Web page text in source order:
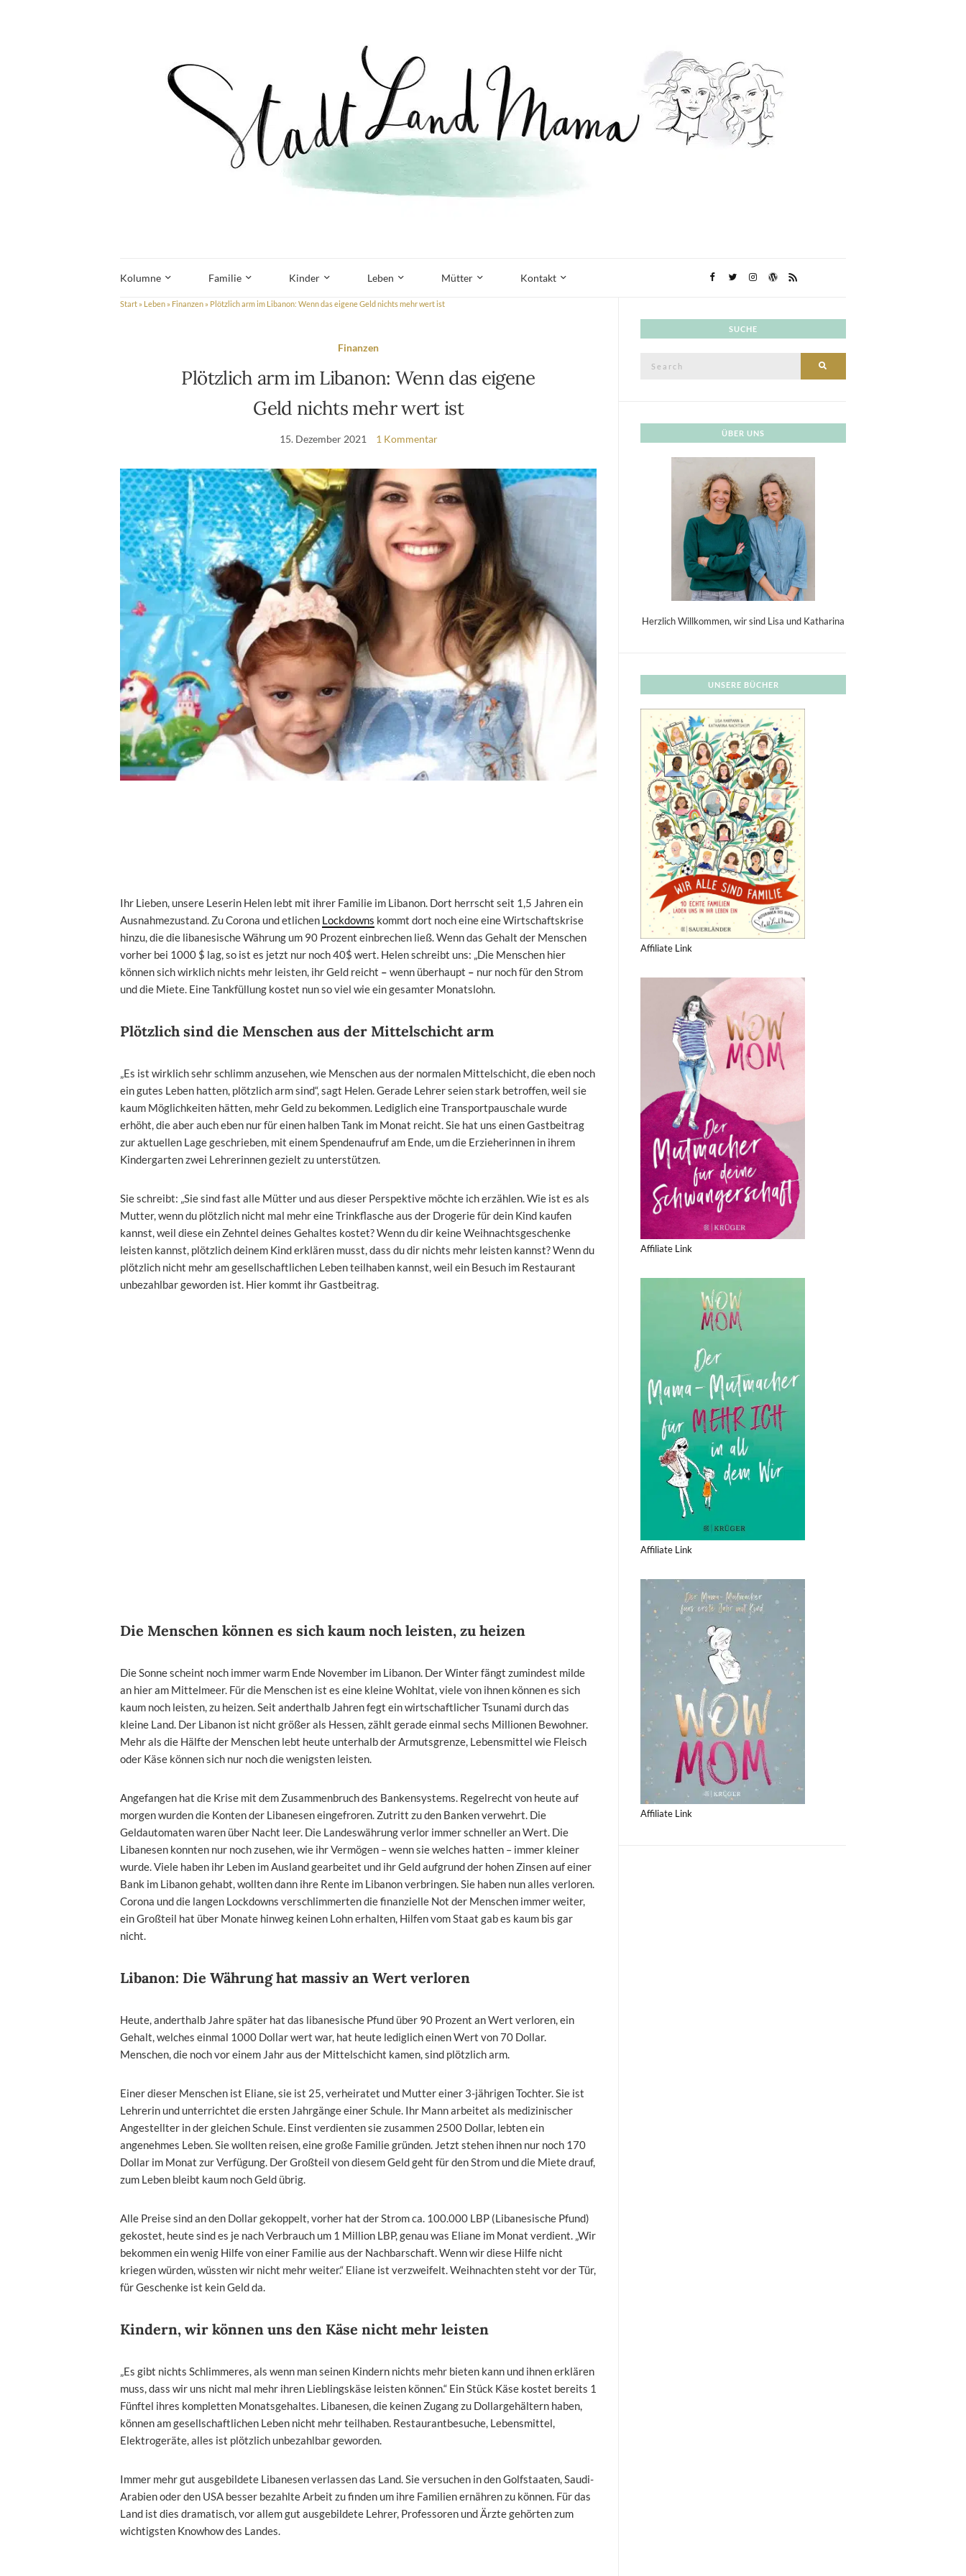
Kolumne Familie Kinder Leben Mütter Kontakt
Start » Leben » Finanzen » Plötzlich arm im Libanon: Wenn das eigene Geld nichts mehr wert ist
Finanzen
Plötzlich arm im Libanon: Wenn das eigene
Geld nichts mehr wert ist
15. Dezember 2021 1 Kommentar
Ihr Lieben, unsere Leserin Helen lebt mit ihrer Familie im Libanon. Dort herrscht seit 1,5 Jahren ein
Ausnahmezustand. Zu Corona und etlichen Lockdowns kommt dort noch eine eine Wirtschaftskrise
hinzu, die die libanesische Währung um 90 Prozent einbrechen ließ. Wenn das Gehalt der Menschen
vorher bei 1000 $ lag, so ist es jetzt nur noch 40$ wert. Helen schreibt uns: „Die Menschen hier
können sich wirklich nichts mehr leisten, ihr Geld reicht – wenn überhaupt – nur noch für den Strom
und die Miete. Eine Tankfüllung kostet nun so viel wie ein gesamter Monatslohn.
Plötzlich sind die Menschen aus der Mittelschicht arm
„Es ist wirklich sehr schlimm anzusehen, wie Menschen aus der normalen Mittelschicht, die eben noch
ein gutes Leben hatten, plötzlich arm sind“, sagt Helen. Gerade Lehrer seien stark betroffen, weil sie
kaum Möglichkeiten hätten, mehr Geld zu bekommen. Lediglich eine Transportpauschale wurde
erhöht, die aber auch eben nur für einen halben Tank im Monat reicht. Sie hat uns einen Gastbeitrag
zur aktuellen Lage geschrieben, mit einem Spendenaufruf am Ende, um die Erzieherinnen in ihrem
Kindergarten zwei Lehrerinnen gezielt zu unterstützen.
Sie schreibt: „Sie sind fast alle Mütter und aus dieser Perspektive möchte ich erzählen. Wie ist es als
Mutter, wenn du plötzlich nicht mal mehr eine Trinkflasche aus der Drogerie für dein Kind kaufen
kannst, weil diese ein Zehntel deines Gehaltes kostet? Wenn du dir keine Weihnachtsgeschenke
leisten kannst, plötzlich deinem Kind erklären musst, dass du dir nichts mehr leisten kannst? Wenn du
plötzlich nicht mehr am gesellschaftlichen Leben teilhaben kannst, weil ein Besuch im Restaurant
unbezahlbar geworden ist. Hier kommt ihr Gastbeitrag.
Die Menschen können es sich kaum noch leisten, zu heizen
Die Sonne scheint noch immer warm Ende November im Libanon. Der Winter fängt zumindest milde
an hier am Mittelmeer. Für die Menschen ist es eine kleine Wohltat, viele von ihnen können es sich
kaum noch leisten, zu heizen. Seit anderthalb Jahren fegt ein wirtschaftlicher Tsunami durch das
kleine Land. Der Libanon ist nicht größer als Hessen, zählt gerade einmal sechs Millionen Bewohner.
Mehr als die Hälfte der Menschen lebt heute unterhalb der Armutsgrenze, Lebensmittel wie Fleisch
oder Käse können sich nur noch die wenigsten leisten.
Angefangen hat die Krise mit dem Zusammenbruch des Bankensystems. Regelrecht von heute auf
morgen wurden die Konten der Libanesen eingefroren. Zutritt zu den Banken verwehrt. Die
Geldautomaten waren über Nacht leer. Die Landeswährung verlor immer schneller an Wert. Die
Libanesen konnten nur noch zusehen, wie ihr Vermögen – wenn sie welches hatten – immer kleiner
wurde. Viele haben ihr Leben im Ausland gearbeitet und ihr Geld aufgrund der hohen Zinsen auf einer
Bank im Libanon gehabt, wollten dann ihre Rente im Libanon verbringen. Sie haben nun alles verloren.
Corona und die langen Lockdowns verschlimmerten die finanzielle Not der Menschen immer weiter,
ein Großteil hat über Monate hinweg keinen Lohn erhalten, Hilfen vom Staat gab es kaum bis gar
nicht.
Libanon: Die Währung hat massiv an Wert verloren
Heute, anderthalb Jahre später hat das libanesische Pfund über 90 Prozent an Wert verloren, ein
Gehalt, welches einmal 1000 Dollar wert war, hat heute lediglich einen Wert von 70 Dollar.
Menschen, die noch vor einem Jahr aus der Mittelschicht kamen, sind plötzlich arm.
Einer dieser Menschen ist Eliane, sie ist 25, verheiratet und Mutter einer 3-jährigen Tochter. Sie ist
Lehrerin und unterrichtet die ersten Jahrgänge einer Schule. Ihr Mann arbeitet als medizinischer
Angestellter in der gleichen Schule. Einst verdienten sie zusammen 2500 Dollar, lebten ein
angenehmes Leben. Sie wollten reisen, eine große Familie gründen. Jetzt stehen ihnen nur noch 170
Dollar im Monat zur Verfügung. Der Großteil von diesem Geld geht für den Strom und die Miete drauf,
zum Leben bleibt kaum noch Geld übrig.
Alle Preise sind an den Dollar gekoppelt, vorher hat der Strom ca. 100.000 LBP (Libanesische Pfund)
gekostet, heute sind es je nach Verbrauch um 1 Million LBP, genau was Eliane im Monat verdient. „Wir
bekommen ein wenig Hilfe von einer Familie aus der Nachbarschaft. Wenn wir diese Hilfe nicht
kriegen würden, wüssten wir nicht mehr weiter.“ Eliane ist verzweifelt. Weihnachten steht vor der Tür,
für Geschenke ist kein Geld da.
Kindern, wir können uns den Käse nicht mehr leisten
„Es gibt nichts Schlimmeres, als wenn man seinen Kindern nichts mehr bieten kann und ihnen erklären
muss, dass wir uns nicht mal mehr ihren Lieblingskäse leisten können.“ Ein Stück Käse kostet bereits 1
Fünftel ihres kompletten Monatsgehaltes. Libanesen, die keinen Zugang zu Dollargehältern haben,
können am gesellschaftlichen Leben nicht mehr teilhaben. Restaurantbesuche, Lebensmittel,
Elektrogeräte, alles ist plötzlich unbezahlbar geworden.
Immer mehr gut ausgebildete Libanesen verlassen das Land. Sie versuchen in den Golfstaaten, Saudi-
Arabien oder den USA besser bezahlte Arbeit zu finden um ihre Familien ernähren zu können. Für das
Land ist dies dramatisch, vor allem gut ausgebildete Lehrer, Professoren und Ärzte gehörten zum
wichtigsten Knowhow des Landes.
SUCHE
ÜBER UNS
Herzlich Willkommen, wir sind Lisa und Katharina
UNSERE BÜCHER
Affiliate Link
Affiliate Link
Affiliate Link
Affiliate Link